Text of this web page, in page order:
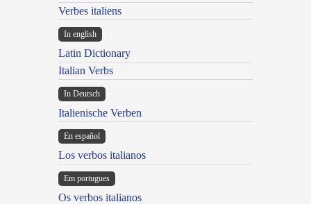
Verbes italiens
In english
Latin Dictionary
Italian Verbs
In Deutsch
Italienische Verben
En español
Los verbos italianos
Em portugues
Os verbos italianos